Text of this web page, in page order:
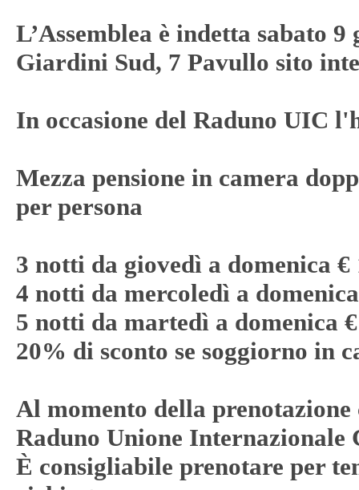
L’Assemblea è indetta sabato
Giardini Sud, 7 Pavullo sito
In occasione del Raduno UIC
Mezza pensione in camera
per persona
3 notti da giovedì a domenica €
4 notti da mercoledì a
5 notti da martedì a domenica
20% di sconto se soggiorno in
Al momento della
Raduno Unione Internazionale
È consigliabile prenotare per